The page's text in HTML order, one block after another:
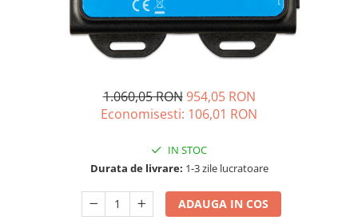
Vezi toate statiile
Accesorii Statii de Alimentare
Kituri Generatoare Solare
Intre 1000-2000W
1.060,05 RON 954,05 RON
Economisesti: 106,01 RON
IN STOC
Durata de livrare: 1-3 zile lucratoare
ADAUGA IN COS